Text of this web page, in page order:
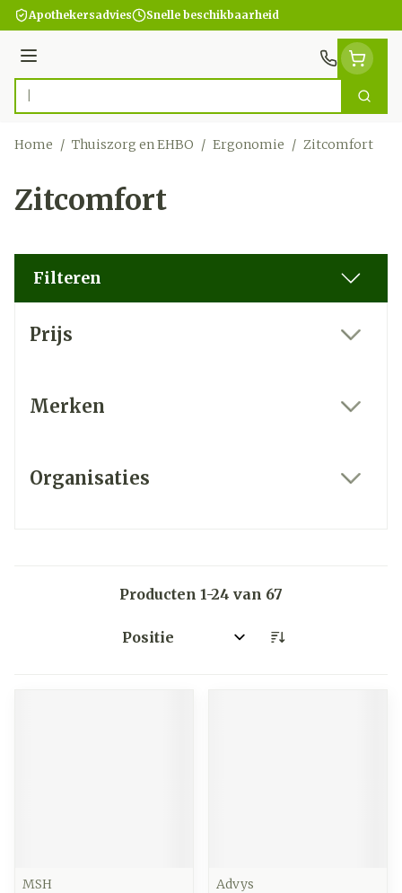
Ga naar de inhoud
Apothekersadvies Snelle beschikbaarheid
Menu
Product, merk, categorie... Zoek
Home / Thuiszorg en EHBO / Ergonomie / Zitcomfort
Zitcomfort
Filteren
Prijs
Merken
Organisaties
Producten 1-24 van 67
Sorteer op:
MSH
Advys